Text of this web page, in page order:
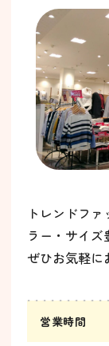
トレンドフ
ラー・サイズ
ぜひお気軽に
営業時間